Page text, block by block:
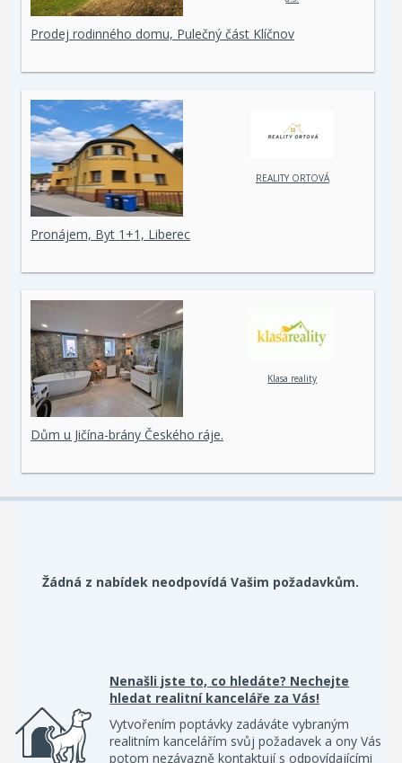
Prodej rodinného domu, Pulečný část Klíčnov
REALITY ORTOVÁ
Pronájem, Byt 1+1, Liberec
Klasa reality
Dům u Jičína-brány Českého ráje.
Žádná z nabídek neodpovídá Vašim požadavkům.
Nenašli jste to, co hledáte? Nechejte
hledat realitní kanceláře za Vás!
Vytvořením poptávky zadáváte vybraným
realitním kancelářím svůj požadavek a ony Vás
potom nezávazně kontaktují s odpovídajícími